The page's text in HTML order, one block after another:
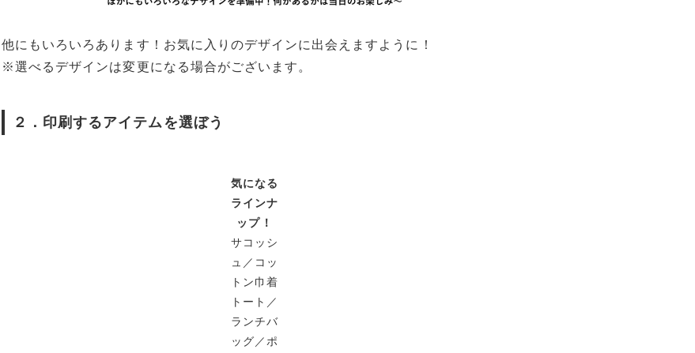
他にもいろいろあります！お気に入りのデザインに出会えますように！
※選べるデザインは変更になる場合がございます。
２．印刷するアイテムを選ぼう
気になる
ラインナ
ップ！
サコッシ
ュ／コッ
トン巾着
トート／
ランチバ
ッグ／ポ